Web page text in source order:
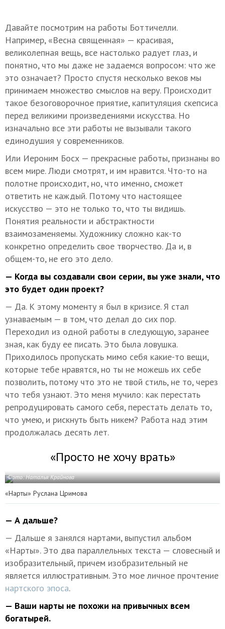
Давайте посмотрим на работы Боттичелли.
Например, «Весна священная» — красивая,
великолепная вещь, все настолько радует глаз, и
понятно, что мы даже не задаемся вопросом: что же
это означает? Просто спустя несколько веков мы
принимаем множество смыслов на веру. Происходит
такое безоговорочное приятие, капитуляция скепсиса
перед великими произведениями искусства. Но
изначально все эти работы не вызывали такого
единодушия у современников.
Или Иероним Босх — прекрасные работы, признаны во
всем мире. Люди смотрят, и им нравится. Что-то на
полотне происходит, но, что именно, сможет
ответить не каждый. Потому что настоящее
искусство — это не только то, что ты видишь.
Понятия реальности и абстрактности
взаимозаменяемы. Художнику сложно как-то
конкретно определить свое творчество. Да и, в
общем-то, не его это дело.
— Когда вы создавали свои серии, вы уже знали, что
это будет один проект?
— Да. К этому моменту я был в кризисе. Я стал
узнаваемым — в том, что делал до сих пор.
Переходил из одной работы в следующую, заранее
зная, как буду ее писать. Это была ловушка.
Приходилось пропускать мимо себя какие-то вещи,
которые тебе нравятся, но ты не можешь их себе
позволить, потому что это не твой стиль, не то, через
что тебя узнают. Это меня мучило: как перестать
репродуцировать самого себя, перестать делать то,
что умею, и рискнуть быть никем? Работа над этим
продолжалась десять лет.
«Просто не хочу врать»
Фото: Наталья Крайнова
«Нарты» Руслана Цримова
— А дальше?
— Дальше я занялся нартами, выпустил альбом
«Нарты». Это два параллельных текста — словесный и
изобразительный, причем изобразительный не
является иллюстративным. Это мое личное прочтение
нартского эпоса.
— Ваши нарты не похожи на привычных всем
богатырей.